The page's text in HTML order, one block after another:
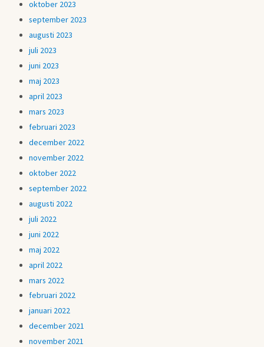
oktober 2023
september 2023
augusti 2023
juli 2023
juni 2023
maj 2023
april 2023
mars 2023
februari 2023
december 2022
november 2022
oktober 2022
september 2022
augusti 2022
juli 2022
juni 2022
maj 2022
april 2022
mars 2022
februari 2022
januari 2022
december 2021
november 2021